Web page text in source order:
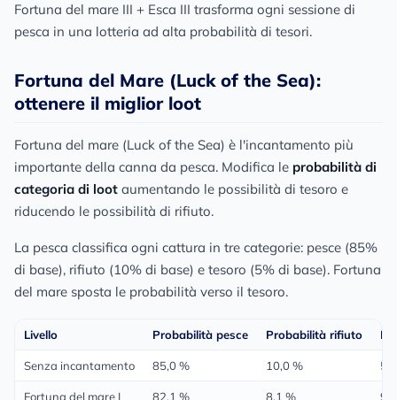
Fortuna del mare III + Esca III trasforma ogni sessione di
pesca in una lotteria ad alta probabilità di tesori.
Fortuna del Mare (Luck of the Sea):
ottenere il miglior loot
Fortuna del mare (Luck of the Sea) è l'incantamento più
importante della canna da pesca. Modifica le probabilità di
categoria di loot aumentando le possibilità di tesoro e
riducendo le possibilità di rifiuto.
La pesca classifica ogni cattura in tre categorie: pesce (85%
di base), rifiuto (10% di base) e tesoro (5% di base). Fortuna
del mare sposta le probabilità verso il tesoro.
Livello Probabilità pesce Probabilità rifiuto
Senza incantamento 85,0 % 10,0 %
Fortuna del mare I 82,1 % 8,1 %